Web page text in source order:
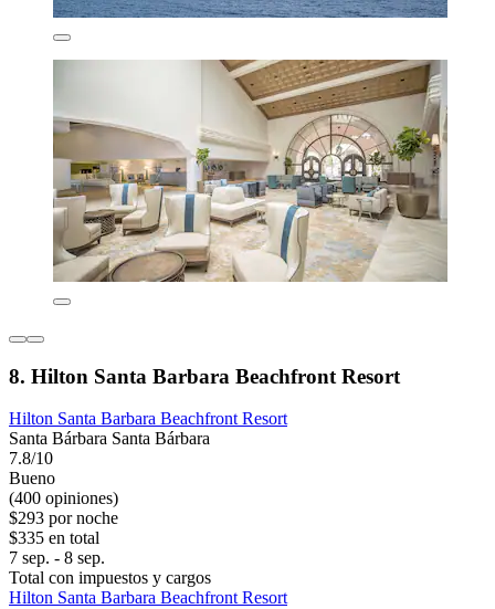
8. Hilton Santa Barbara Beachfront Resort
Hilton Santa Barbara Beachfront Resort
Santa Bárbara Santa Bárbara
7.8/10
Bueno
(400 opiniones)
$293 por noche
$335 en total
7 sep. - 8 sep.
Total con impuestos y cargos
Hilton Santa Barbara Beachfront Resort